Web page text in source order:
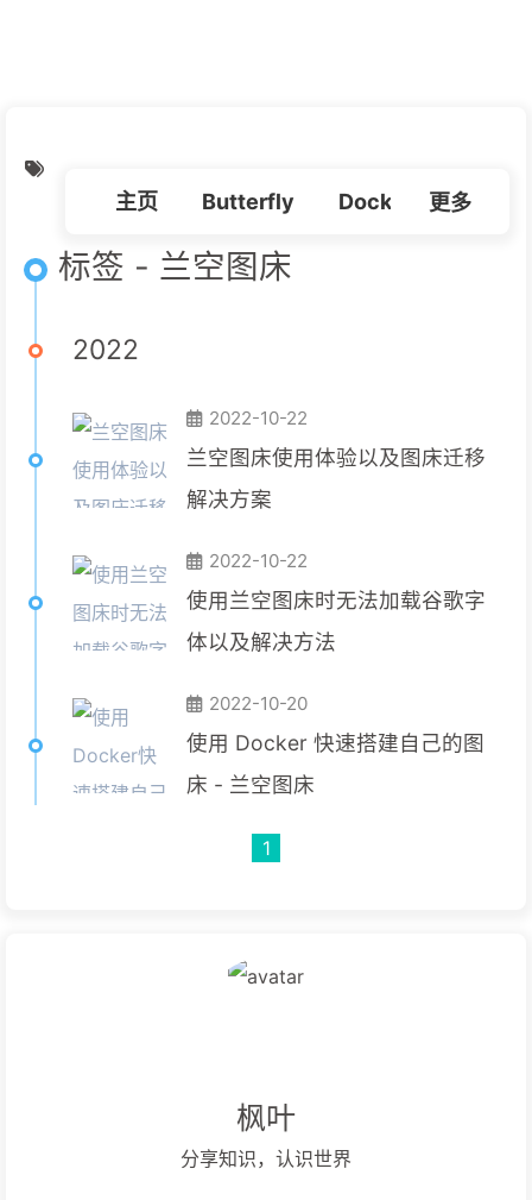
主页 Butterfly Docker Linux
更多
标签 - 兰空图床
2022
2022-10-22
兰空图床使用体验以及图床迁移
解决方案
2022-10-22
使用兰空图床时无法加载谷歌字
体以及解决方法
2022-10-20
使用 Docker 快速搭建自己的图
床 - 兰空图床
1
枫叶
分享知识，认识世界